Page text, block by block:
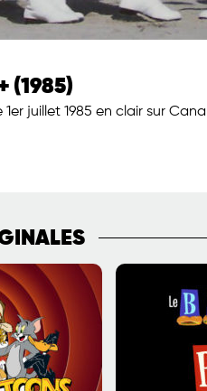
(1985)
juillet 1985 en clair sur